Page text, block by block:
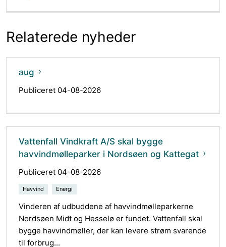
Relaterede nyheder
aug
Publiceret 04-08-2026
Vattenfall Vindkraft A/S skal bygge
havvindmølleparker i Nordsøen og Kattegat
Publiceret 04-08-2026
Havvind Energi
Vinderen af udbuddene af havvindmølleparkerne
Nordsøen Midt og Hesselø er fundet. Vattenfall skal
bygge havvindmøller, der kan levere strøm svarende
til forbrug...